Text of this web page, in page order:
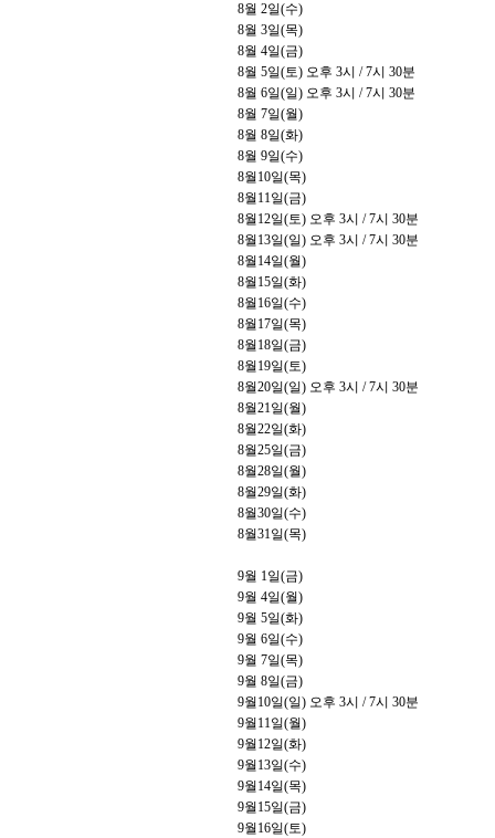
8월 2일(수)
8월 3일(목)
8월 4일(금)
8월 5일(토) 오후 3시 / 7시 30분
8월 6일(일) 오후 3시 / 7시 30분
8월 7일(월)
8월 8일(화)
8월 9일(수)
8월 10일(목)
8월 11일(금)
8월 12일(토) 오후 3시 / 7시 30분
8월 13일(일) 오후 3시 / 7시 30분
8월 14일(월)
8월 15일(화)
8월 16일(수)
8월 17일(목)
8월 18일(금)
8월 19일(토)
8월20일(일) 오후 3시 / 7시 30분
8월21일(월)
8월22일(화)
8월25일(금)
8월28일(월)
8월29일(화)
8월30일(수)
8월31일(목)
9월 1일(금)
9월 4일(월)
9월 5일(화)
9월 6일(수)
9월 7일(목)
9월 8일(금)
9월 10일(일) 오후 3시 / 7시 30분
9월 11일(월)
9월 12일(화)
9월 13일(수)
9월 14일(목)
9월 15일(금)
9월 16일(토)